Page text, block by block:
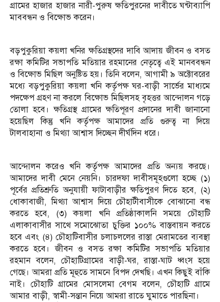
গ্রামের হাজার হাজার নারী-পুরুষ ক্ষতিপুরনের দাবীতে ঘন্টাব্যাপি
মাববন্ধন ও বিক্ষোভ করেন।
বড়পুকুরিয়া কয়লা খনির ক্ষতিগ্রস্থদের দাবি আদায় জীবন ও বসত
রক্ষা কমিটির সভাপতি মতিয়ার রহমানের নেতৃত্বে এই মানববন্ধন
ও বিক্ষোভ মিছিল অনুষ্টিত হয়। তিনি বলেন, আগামী ৯ অক্টোবরের
মধ্যে বড়পুকুরিয়া কয়লা খনি কর্তৃপক্ষ ঘর-বাড়ী সার্ভের মাধ্যমে
পদক্ষেপ গ্রহণ না করলে বিক্ষোভ মিছিলসহ বৃহত্তর আন্দোলন গড়ে
তোলা হবে। ক্ষতিগ্রস্থ গ্রামের ক্ষতিপূরণ প্রদানের দাবী জানানো
হয়েছিল কিন্তু খনি কর্তৃপক্ষ আমাদের প্রতি গুরুত্ব না দিয়ে
টালবাহানা ও মিথ্যা আশ্বাস দিচ্ছেন দীর্ঘদিন ধরে।
আন্দোলন করেও খনি কর্তৃপক্ষ আমাদের প্রতি অন্যয় করছে।
আমাদের দাবী মেনে নেয়নি। চারদফা দাবীসমূহগুলো হচ্ছে (১)
পূর্বের প্রতিশ্রুতি অনুযায়ী ফাটাবাড়ীর ক্ষতিপুরণ দিতে হবে, (২)
ধোকাবাজী, মিথ্যা আশ্বাস দিয়ে চৌহাটীবাসীকে বোঝানো বন্ধ
করতে হবে, (৩) কয়লা খনি প্রতিষ্ঠাকালনি সময়ে চৌহাটি
এলাকাবাসীর সাথে সমোঝোতা চুক্তির ১০০% বাস্তবায়ন করতে
হবে এবং (৪) চৌহাটিবাসীর চলাচললের রাস্তা মেরামতের ব্যবস্থা
করতে হবে। জীবন ও বসত রক্ষা কমিটির সভাপতি মতিয়ার
রহমান বলেন, চৌহাটিগ্রামের বাড়ী-ঘর, রাস্তা-ঘাট ধ্বংস হয়ে
গেছে। আমরা প্রতি মূহুতে সামনে বিপদ দেখছি। এখন কিছুই বাঁকি
নাই। চৌহাটি গ্রামের মোসলেমা বেগম বলেন, চৌহাটি গ্রামে
আমার বাড়ী, স্বামী-সন্তান নিয়ে আমরা রাতে ঘুমাতে পারছিনা।